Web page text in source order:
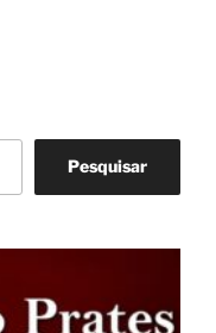
Pesquisar